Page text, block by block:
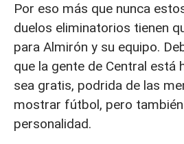
Por eso más que nunca
duelos eliminatorios tienen
para Almirón y su equipo.
que la gente de Central está
sea gratis, podrida de las
mostrar fútbol, pero
personalidad.